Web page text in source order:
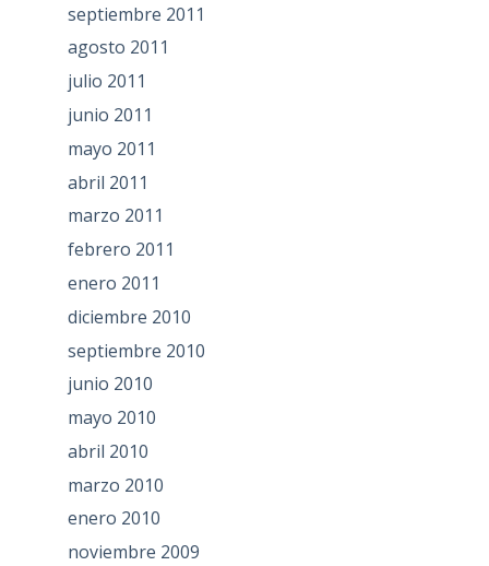
septiembre 2011
agosto 2011
julio 2011
junio 2011
mayo 2011
abril 2011
marzo 2011
febrero 2011
enero 2011
diciembre 2010
septiembre 2010
junio 2010
mayo 2010
abril 2010
marzo 2010
enero 2010
noviembre 2009